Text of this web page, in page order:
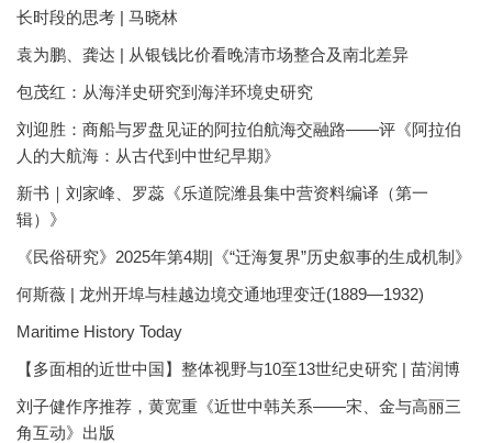
长时段的思考 | 马晓林
袁为鹏、龚达 | 从银钱比价看晚清市场整合及南北差异
包茂红：从海洋史研究到海洋环境史研究
刘迎胜：商船与罗盘见证的阿拉伯航海交融路——评《阿拉伯
人的大航海：从古代到中世纪早期》
新书｜刘家峰、罗蕊《乐道院潍县集中营资料编译（第一
辑）》
《民俗研究》2025年第4期|《“迁海复界”历史叙事的生成机制》
何斯薇 | 龙州开埠与桂越边境交通地理变迁(1889—1932)
Maritime History Today
【多面相的近世中国】整体视野与10至13世纪史研究 | 苗润博
刘子健作序推荐，黄宽重《近世中韩关系——宋、金与高丽三
角互动》出版